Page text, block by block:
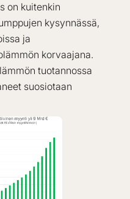
on kuitenkin
kysynnässä,
ja
korvaajana.
tuotannossa
suosiotaan